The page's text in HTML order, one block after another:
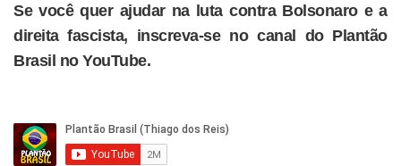
Se você quer ajudar na luta contra Bolsonaro e a
direita fascista, inscreva-se no canal do Plantão
Brasil no YouTube.